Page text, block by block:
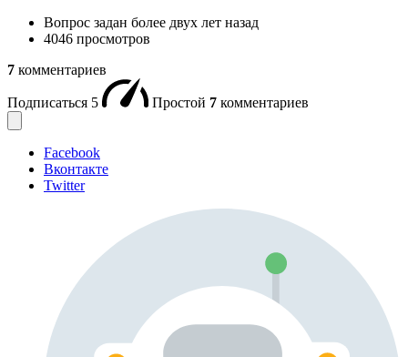
Вопрос задан более двух лет назад
4046 просмотров
7 комментариев
Подписаться 5 Простой 7 комментариев
Facebook
Вконтакте
Twitter